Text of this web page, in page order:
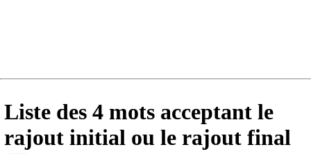
Liste des 4 mots acceptant le
rajout initial ou le rajout final